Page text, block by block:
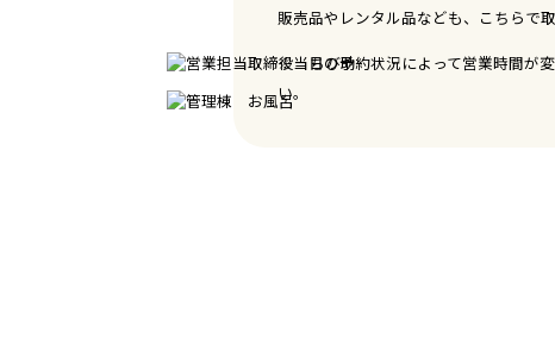
販売品やレンタル品なども、こちらで取
※当日の予約状況によって営業時間が
い。